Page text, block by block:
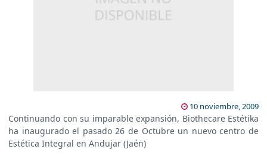
10 noviembre, 2009
Continuando con su imparable expansión, Biothecare Estétika
ha inaugurado el pasado 26 de Octubre un nuevo centro de
Estética Integral en Andujar (Jaén)